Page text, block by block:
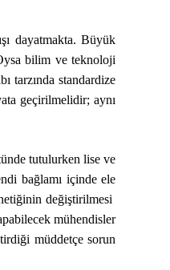
dayatmakta. Büyük
bilim ve teknoloji
tarzında standardize
geçirilmelidir; aynı
tutulurken lise ve
bağlamı içinde ele
değiştirilmesi
mühendisler
müddetçe sorun